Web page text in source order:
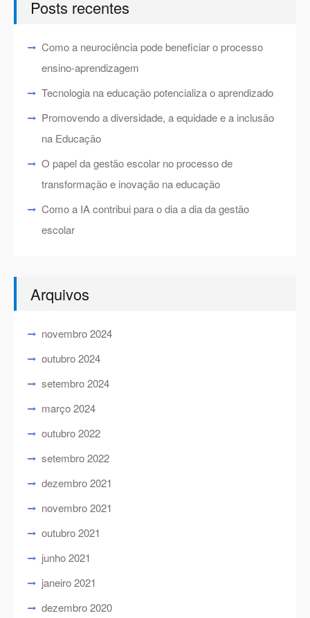
Posts recentes
Como a neurociência pode beneficiar o processo
ensino-aprendizagem
Tecnologia na educação potencializa o aprendizado
Promovendo a diversidade, a equidade e a inclusão
na Educação
O papel da gestão escolar no processo de
transformação e inovação na educação
Como a IA contribui para o dia a dia da gestão
escolar
Arquivos
novembro 2024
outubro 2024
setembro 2024
março 2024
outubro 2022
setembro 2022
dezembro 2021
novembro 2021
outubro 2021
junho 2021
janeiro 2021
dezembro 2020